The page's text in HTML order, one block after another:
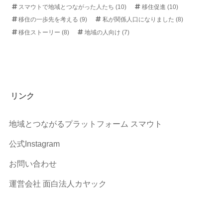
スマウトで地域とつながった人たち(10) 移住促進 (10)
移住の一歩先を考える(9) 私が関係人口になりました (8)
移住ストーリー(8) 地域の人向け (7)
リンク
地域とつながるプラットフォーム スマウト
公式Instagram
お問い合わせ
運営会社 面白法人カヤック